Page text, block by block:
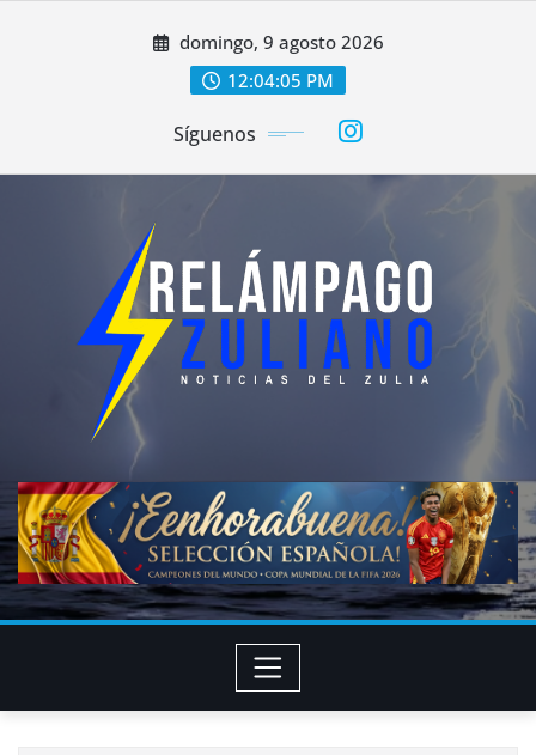
domingo, 9 agosto 2026
12:04:08 PM
Síguenos